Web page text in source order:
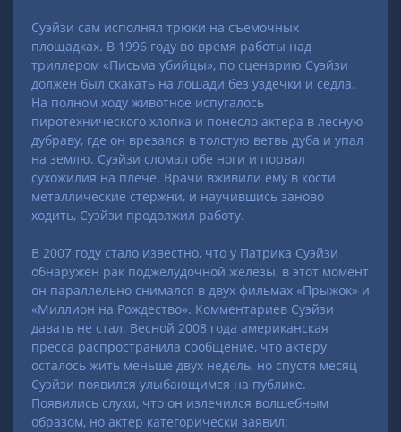
Суэйзи сам исполнял трюки на съемочных
площадках. В 1996 году во время работы над
триллером «Письма убийцы», по сценарию Суэйзи
должен был скакать на лошади без уздечки и седла.
На полном ходу животное испугалось
пиротехнического хлопка и понесло актера в лесную
дубраву, где он врезался в толстую ветвь дуба и упал
на землю. Суэйзи сломал обе ноги и порвал
сухожилия на плече. Врачи вживили ему в кости
металлические стержни, и научившись заново
ходить, Суэйзи продолжил работу.
В 2007 году стало известно, что у Патрика Суэйзи
обнаружен рак поджелудочной железы, в этот момент
он параллельно снимался в двух фильмах «Прыжок» и
«Миллион на Рождество». Комментариев Суэйзи
давать не стал. Весной 2008 года американская
пресса распространила сообщение, что актеру
осталось жить меньше двух недель, но спустя месяц
Суэйзи появился улыбающимся на публике.
Появились слухи, что он излечился волшебным
образом, но актер категорически заявил: